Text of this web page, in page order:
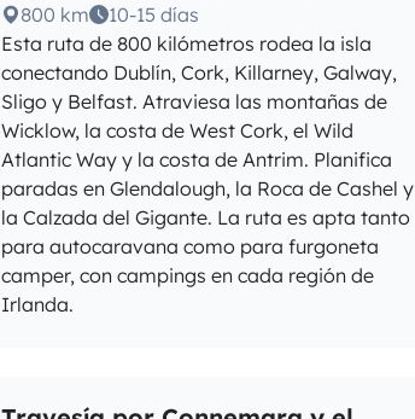
800 km
10-15 días
Esta ruta de 800 kilómetros rodea la isla
conectando Dublín, Cork, Killarney, Galway,
Sligo y Belfast. Atraviesa las montañas de
Wicklow, la costa de West Cork, el Wild
Atlantic Way y la costa de Antrim. Planifica
paradas en Glendalough, la Roca de Cashel y
la Calzada del Gigante. La ruta es apta tanto
para autocaravana como para furgoneta
camper, con campings en cada región de
Irlanda.